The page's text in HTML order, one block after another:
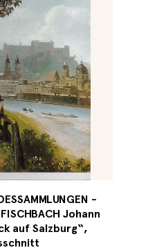
-
Johann
auf Salzburg“,